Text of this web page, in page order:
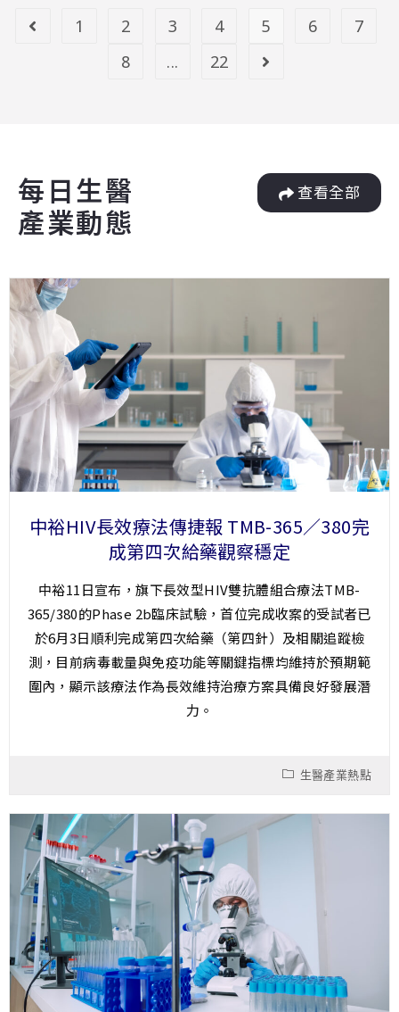
1 2 3 4 5 6
7
8
... 22
每日生醫
產業動態
查看全部
中裕HIV長效療法傳捷報 TMB-365／380完
成第四次給藥觀察穩定
中裕11日宣布，旗下長效型HIV雙抗體組合療法TMB-
365/380的Phase 2b臨床試驗，首位完成收案的受試者已
於6月3日順利完成第四次給藥（第四針）及相關追蹤檢
測，目前病毒載量與免疫功能等關鍵指標均維持於預期範
圍內，顯示該療法作為長效維持治療方案具備良好發展潛
力。
生醫產業熱點